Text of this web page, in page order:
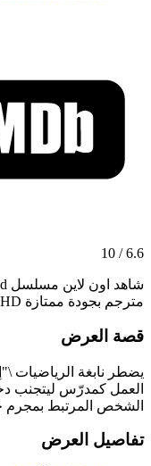
6.6 / 10
مترجم بجودة ممتازة HD على سيرفرات ArabSeed.
قصة العرض
يضطر نابغة الرياضيات
العمل كمدرّس ليتجنب
الشخص المرتبط بمجرم
تفاصيل العرض